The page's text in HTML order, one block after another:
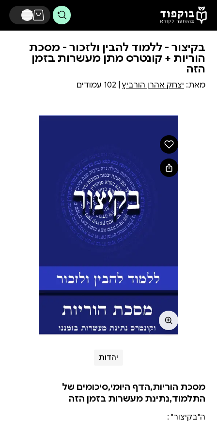
דלג לתוכן הראשי
בקיצור - ללמוד להבין ולזכור - מסכת
הוריות + קונטרס מתן מעשרות בזמן
הזה
מאת: יצחק אהרן הורביץ| 102 עמודים
יהדות
מסכת הוריות,הדף היומי,סיכומים של
התלמוד,נתינת מעשרות בזמן הזה